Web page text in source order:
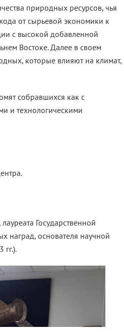
природных ресурсов, чья
от сырьевой экономики к
с высокой добавленной
Востоке. Далее в своем
которые влияют на климат,
собравшихся как с
и технологическими
Государственной
наград, основателя научной
гг.).